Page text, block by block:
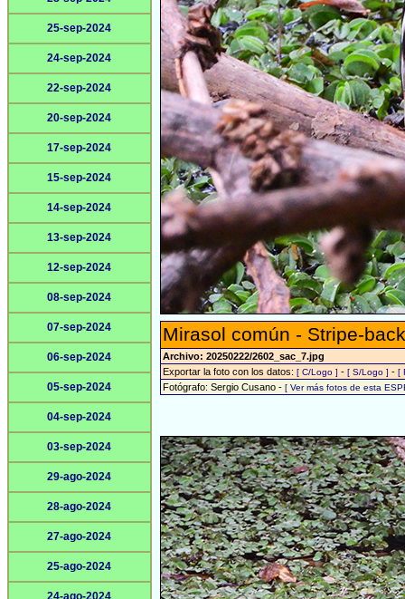
25-sep-2024
24-sep-2024
22-sep-2024
20-sep-2024
17-sep-2024
15-sep-2024
14-sep-2024
13-sep-2024
12-sep-2024
08-sep-2024
07-sep-2024
06-sep-2024
05-sep-2024
04-sep-2024
03-sep-2024
29-ago-2024
28-ago-2024
27-ago-2024
25-ago-2024
24-ago-2024
Mirasol común - Stripe-
Archivo: 20250222/2602_sac_7.jpg
Exportar la foto con los datos: [ C/Logo ] - [ S/Logo ] - [
Fotógrafo: Sergio Cusano - [ Ver más fotos de esta